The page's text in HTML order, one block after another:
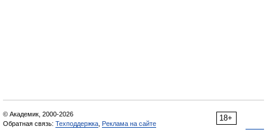
18+
© Академик, 2000-2026
Обратная связь: Техподдержка Реклама на сайте